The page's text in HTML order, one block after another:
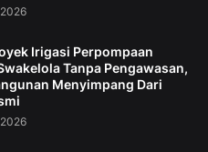
Irigasi Perpompaan
Tanpa Pengawasan,
Menyimpang Dari